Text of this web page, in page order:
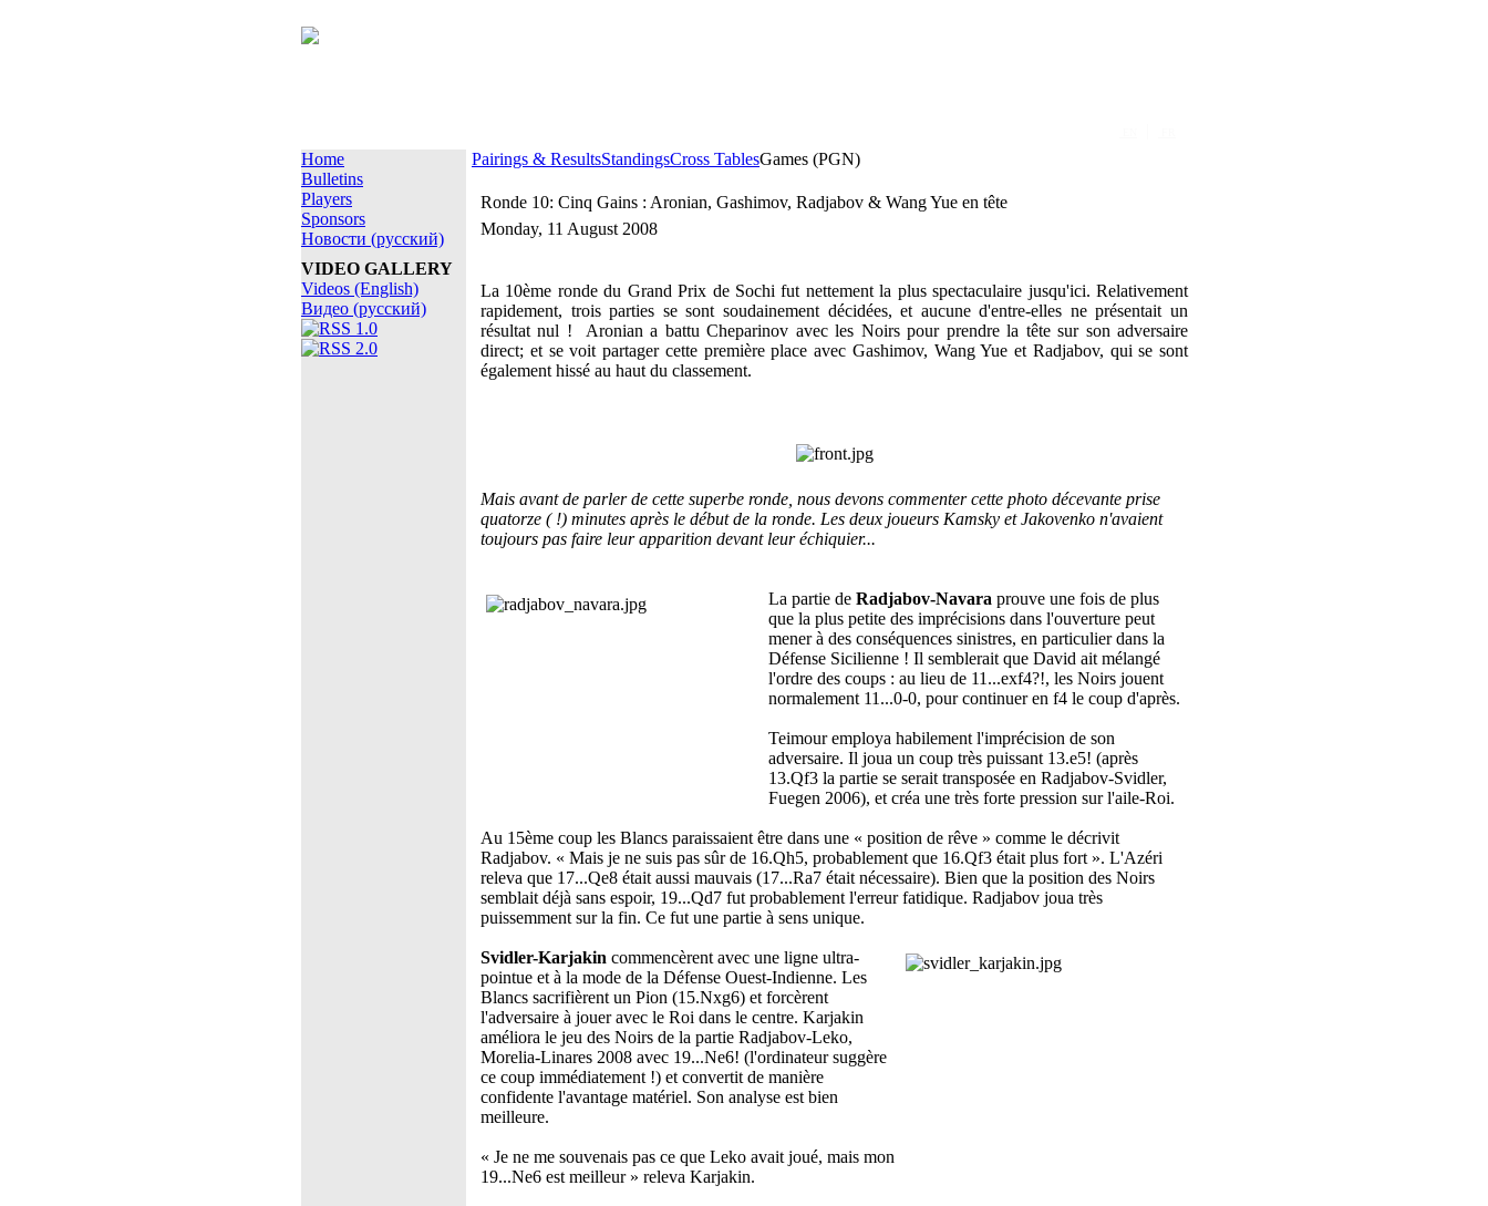
Home
Bulletins
Players
Sponsors
Новости (русский)
VIDEO GALLERY
Videos (English)
Видео (русский)
Pairings & ResultsStandingsCross TablesGames (PGN)
Ronde 10: Cinq Gains : Aronian, Gashimov, Radjabov & Wang Yue en tête
Monday, 11 August 2008
La 10ème ronde du Grand Prix de Sochi fut nettement la plus spectaculaire jusqu'ici. Relativement
rapidement, trois parties se sont soudainement décidées, et aucune d'entre-elles ne présentait un
résultat nul ! Aronian a battu Cheparinov avec les Noirs pour prendre la tête sur son adversaire
direct; et se voit partager cette première place avec Gashimov, Wang Yue et Radjabov, qui se sont
également hissé au haut du classement.
Mais avant de parler de cette superbe ronde, nous devons commenter cette photo décevante prise
quatorze ( !) minutes après le début de la ronde. Les deux joueurs Kamsky et Jakovenko n'avaient
toujours pas faire leur apparition devant leur échiquier...
La partie de Radjabov-Navara prouve une fois de plus
que la plus petite des imprécisions dans l'ouverture peut
mener à des conséquences sinistres, en particulier dans la
Défense Sicilienne ! Il semblerait que David ait mélangé
l'ordre des coups : au lieu de 11...exf4?!, les Noirs jouent
normalement 11...0-0, pour continuer en f4 le coup d'après.
Teimour employa habilement l'imprécision de son
adversaire. Il joua un coup très puissant 13.e5! (après
13.Qf3 la partie se serait transposée en Radjabov-Svidler,
Fuegen 2006), et créa une très forte pression sur l'aile-Roi.
Au 15ème coup les Blancs paraissaient être dans une « position de rêve » comme le décrivit
Radjabov. « Mais je ne suis pas sûr de 16.Qh5, probablement que 16.Qf3 était plus fort ». L'Azéri
releva que 17...Qe8 était aussi mauvais (17...Ra7 était nécessaire). Bien que la position des Noirs
semblait déjà sans espoir, 19...Qd7 fut probablement l'erreur fatidique. Radjabov joua très
puissemment sur la fin. Ce fut une partie à sens unique.
Svidler-Karjakin commencèrent avec une ligne ultra-
pointue et à la mode de la Défense Ouest-Indienne. Les
Blancs sacrifièrent un Pion (15.Nxg6) et forcèrent
l'adversaire à jouer avec le Roi dans le centre. Karjakin
améliora le jeu des Noirs de la partie Radjabov-Leko,
Morelia-Linares 2008 avec 19...Ne6! (l'ordinateur suggère
ce coup immédiatement !) et convertit de manière
confidente l'avantage matériel. Son analyse est bien
meilleure.
« Je ne me souvenais pas ce que Leko avait joué, mais mon
19...Ne6 est meilleur » releva Karjakin.